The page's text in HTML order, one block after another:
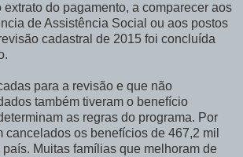
extrato do pagamento, a comparecer aos
de Assistência Social ou aos postos
cadastral de 2015 foi concluída
para a revisão e que não
também tiveram o benefício
as regras do programa. Por
cancelados os benefícios de 467,2 mil
Muitas famílias que melhoram de